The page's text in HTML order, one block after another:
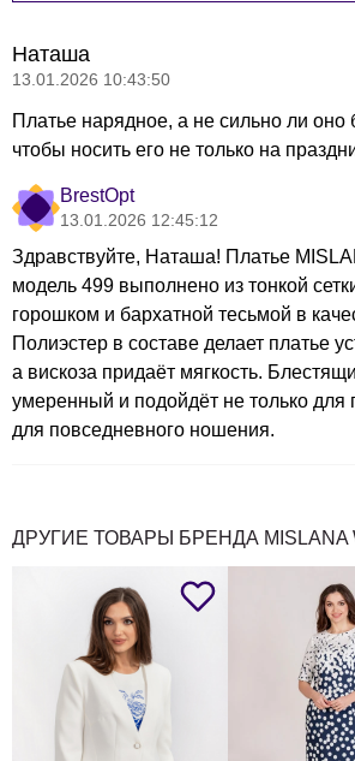
Наташа
13.01.2026 10:43:50
Платье нарядное, а не сильно ли оно
чтобы носить его не только на
BrestOpt
13.01.2026 12:45:12
Здравствуйте, Наташа! Платье
модель 499 выполнено из тонкой
горошком и бархатной тесьмой в
Полиэстер в составе делает платье
а вискоза придаёт мягкость.
умеренный и подойдёт не только для
для повседневного ношения.
ДРУГИЕ ТОВАРЫ БРЕНДА MISLANA